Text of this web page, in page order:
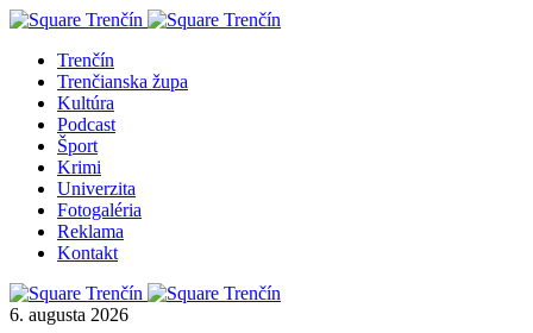
Trenčín
Trenčianska župa
Kultúra
Podcast
Šport
Krimi
Univerzita
Fotogaléria
Reklama
Kontakt
6. augusta 2026